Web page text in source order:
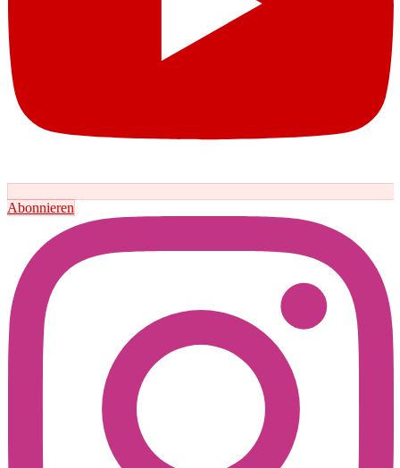
Abonnieren